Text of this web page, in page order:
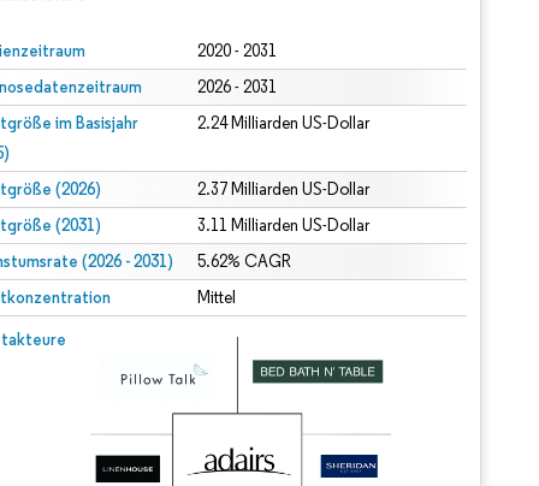
2020 - 2031
2026 - 2031
im Basisjahr
2.24 Milliarden US-Dollar
(2026) 2.37 Milliarden US-Dollar
(2031) 3.11 Milliarden US-Dollar
(2026 - 2031) 5.62% CAGR
Mittel
Intelligence. Wiederverwendung erfordert Namensnennung gemäß CC BY 4.0.
gemäß CC BY 4.0.